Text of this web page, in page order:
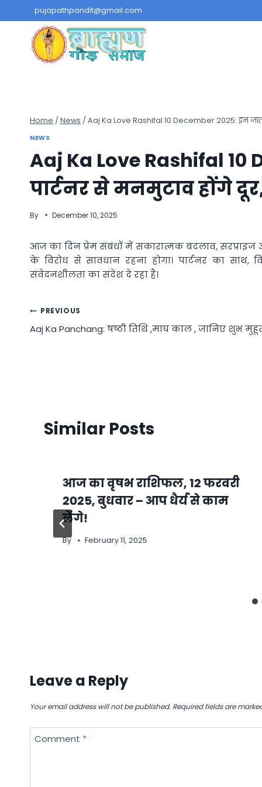
to
content
pujapathpandit@gmail.com
Home / News / Aaj Ka Love Rashifal 10 December 2025: इन
NEWS
Aaj Ka Love Rashifal
पार्टनर से मनमुटाव होंगे
By December 10, 2025
आज का दिन प्रेम संबंधों में सकारात्मक बदलाव,
के विरोध से सावधान रहना होगा। पार्टनर का
संवेदनशीलता का संदेश दे रहा है।
Post
navigation
PREVIOUS
Aaj Ka Panchang: षष्ठी तिथि ,माघ काल , जानिए शुभ
Similar Posts
आज का वृषभ राशिफल, 12 फरवरी
2025, बुधवार – आप धैर्य से काम
लेंगे!
By February 11, 2025
Leave a Reply
Your email address will not be published. Required fields are
Comment *